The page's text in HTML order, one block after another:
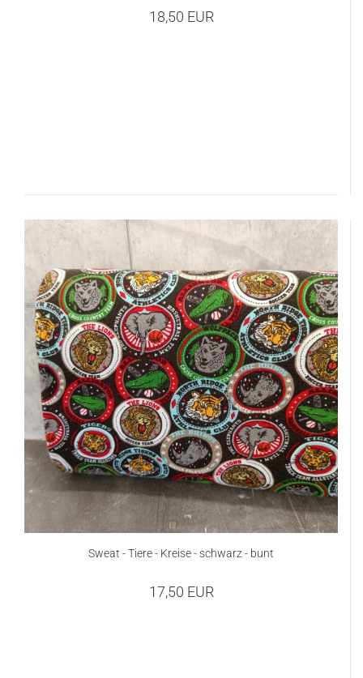
18,50 EUR
Sweat - Tiere - Kreise - schwarz - bunt
17,50 EUR